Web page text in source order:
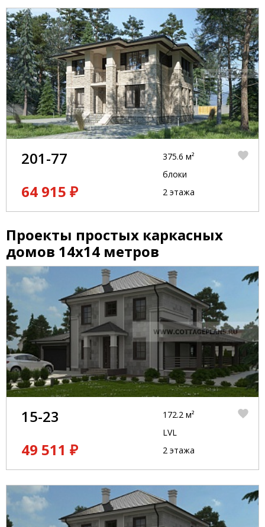
201-77
64 915 ₽
375.6 м²
блоки
2 этажа
Проекты простых каркасных
домов 14x14 метров
15-23
49 511 ₽
172.2 м²
LVL
2 этажа